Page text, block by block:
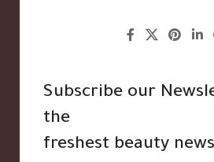
Subscribe our
the
freshest beauty